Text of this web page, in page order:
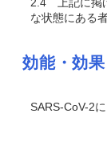
な状態にある
効能・効果
SARS-CoV-2